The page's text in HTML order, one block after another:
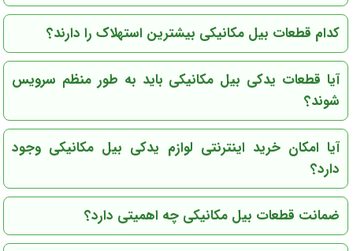
کدام قطعات بیل مکانیکی بیشترین استهلاک را دارند؟
آیا قطعات یدکی بیل مکانیکی باید به طور منظم سرویس
شوند؟
آیا امکان خرید اینترنتی لوازم یدکی بیل مکانیکی وجود
دارد؟
ضمانت قطعات بیل مکانیکی چه اهمیتی دارد؟